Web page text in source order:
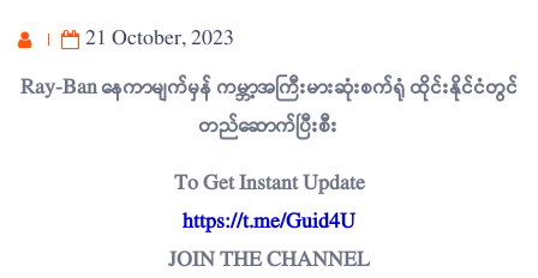
21 October, 2023
Ray-Ban နေကာမျက်မှန် ကမ္ဘာ့အကြီးမားဆုံးစက်ရုံ ထိုင်းနိုင်ငံတွင်
တည်ဆောက်ပြီးစီး
To Get Instant Update
https://t.me/Guid4U
JOIN THE CHANNEL